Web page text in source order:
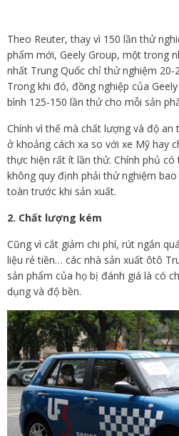
Theo Reuter, thay vì 150 lần thử
phẩm mới, Geely Group, một trong
nhất Trung Quốc chỉ thử nghiệm 20-
Trong khi đó, đồng nghiệp của
bình 125-150 lần thử cho mỗi sản
Chính vì thế mà chất lượng và độ an
ở khoảng cách xa so với xe Mỹ hay
thực hiện rất ít lần thử. Chính phủ
không quy định phải thử nghiệm
toàn trước khi sản xuất.
2. Chất lượng kém
Cũng vì cắt giảm chi phí, rút ngắn
liệu rẻ tiền… các nhà sản xuất ôtô
sản phẩm của họ bị đánh giá là có
dụng và độ bền.